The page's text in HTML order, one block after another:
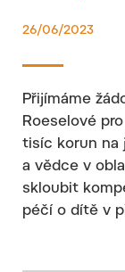
26/06/2023
Přijímáme
Roeselové
tisíc korun na
a vědce v
skloubit
péčí o dítě v